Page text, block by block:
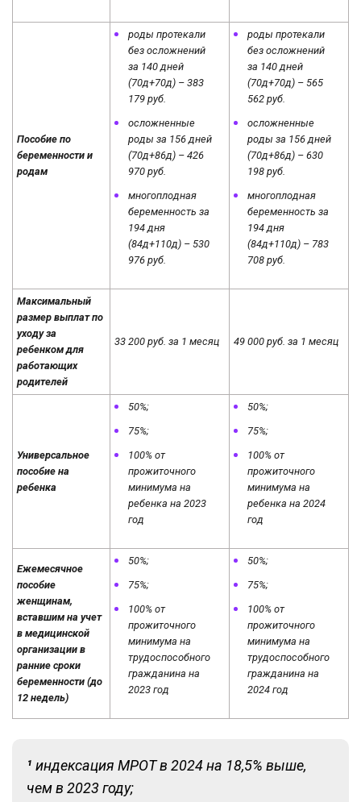
Пособие по
беременности и
родам
роды протекали
без осложнений
за 140 дней
(70д+70д) – 383
179 руб.
осложненные
роды за 156 дней
(70д+86д) – 426
970 руб.
многоплодная
беременность за
194 дня
(84д+110д) – 530
976 руб.
роды протекали
без осложнений
за 140 дней
(70д+70д) – 565
562 руб.
осложненные
роды за 156 дней
(70д+86д) – 630
198 руб.
многоплодная
беременность за
194 дня
(84д+110д) – 783
708 руб.
Максимальный
размер выплат по
уходу за
ребенком для
работающих
родителей
33 200 руб. за 1 месяц 49 000 руб. за 1 месяц
Универсальное
пособие на
ребенка
50%;
75%;
100% от
прожиточного
минимума на
ребенка на 2023
год
50%;
75%;
100% от
прожиточного
минимума на
ребенка на 2024
год
Ежемесячное
пособие
женщинам,
вставшим на учет
в медицинской
организации в
ранние сроки
беременности (до
12 недель)
50%;
75%;
100% от
прожиточного
минимума на
трудоспособного
гражданина на
2023 год
50%;
75%;
100% от
прожиточного
минимума на
трудоспособного
гражданина на
2024 год
¹ индексация МРОТ в 2024 на 18,5% выше,
чем в 2023 году;